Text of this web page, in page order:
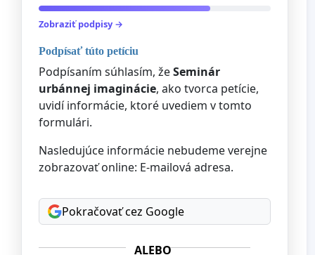
Zobraziť podpisy →
Podpísať túto petíciu
Podpísaním súhlasím, žeSeminár
urbánnej imaginácie, ako tvorca petície,
uvidí informácie, ktoré uvediem v tomto
formulári.
Nasledujúce informácie nebudeme verejne
zobrazovať online: E-mailová adresa.
Pokračovať cez Google
ALEBO